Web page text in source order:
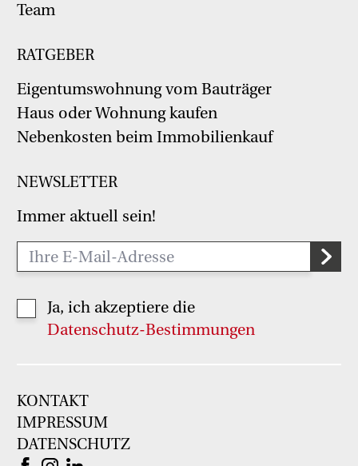
Team
RATGEBER
Eigentumswohnung vom Bauträger
Haus oder Wohnung kaufen
Nebenkosten beim Immobilienkauf
NEWSLETTER
Immer aktuell sein!
Ja, ich akzeptiere die
Datenschutz-Bestimmungen
KONTAKT
IMPRESSUM
DATENSCHUTZ